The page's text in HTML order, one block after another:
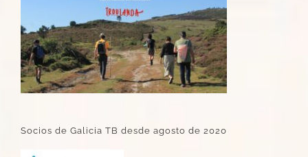
Socios de Galicia TB desde agosto de 2020